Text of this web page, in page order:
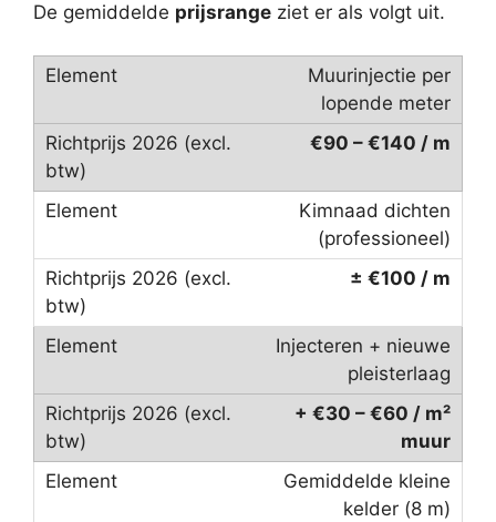
De gemiddelde prijsrange ziet er als volgt uit.
Muurinjectie per
lopende meter
€90 – €140 / m
Kimnaad dichten
(professioneel)
± €100 / m
Injecteren + nieuwe
pleisterlaag
+ €30 – €60 / m²
muur
Gemiddelde kleine
kelder (8 m)